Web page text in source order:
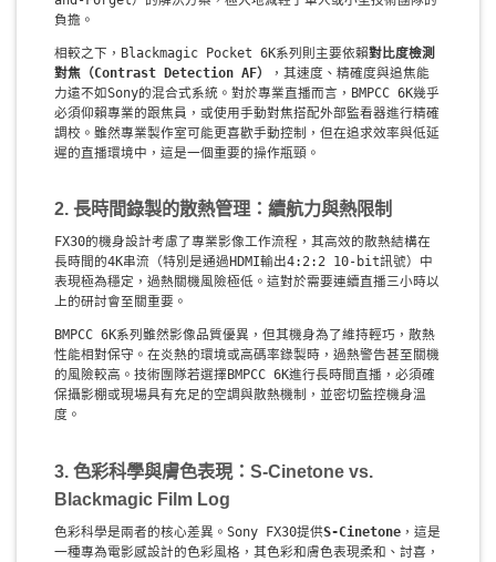
負擔。
相較之下，Blackmagic Pocket 6K系列則主要依賴對比度檢測
對焦（Contrast Detection AF）
，其速度、精確度與追焦能
力遠不如Sony的混合式系統。對於專業直播而言，BMPCC 6K幾乎
必須仰賴專業的跟焦員，或使用手動對焦搭配外部監看器進行精確
調校。雖然專業製作室可能更喜歡手動控制，但在追求效率與低延
遲的直播環境中，這是一個重要的操作瓶頸。
2. 長時間錄製的散熱管理：續航力與熱限制
FX30的機身設計考慮了專業影像工作流程，其高效的散熱結構在
長時間的4K串流（特別是通過HDMI輸出4:2:2 10-bit訊號）中
表現極為穩定，過熱關機風險極低。這對於需要連續直播三小時以
上的研討會至關重要。
BMPCC 6K系列雖然影像品質優異，但其機身為了維持輕巧，散熱
性能相對保守。在炎熱的環境或高碼率錄製時，過熱警告甚至關機
的風險較高。技術團隊若選擇BMPCC 6K進行長時間直播，必須確
保攝影棚或現場具有充足的空調與散熱機制，並密切監控機身溫
度。
3. 色彩科學與膚色表現：S-Cinetone vs.
Blackmagic Film Log
色彩科學是兩者的核心差異。Sony FX30提供S-Cinetone ，這是
一種專為電影感設計的色彩風格，其色彩和膚色表現柔和、討喜，